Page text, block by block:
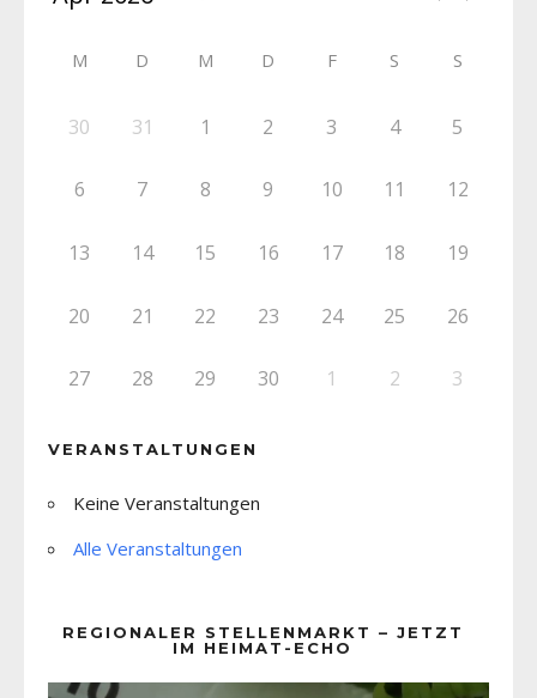
M D M D F S S
30 31 1 2 3 4 5
6 7 8 9 10 11 12
13 14 15 16 17 18 19
20 21 22 23 24 25 26
27 28 29 30 1 2 3
VERANSTALTUNGEN
Keine Veranstaltungen
Alle Veranstaltungen
REGIONALER STELLENMARKT – JETZT
IM HEIMAT-ECHO